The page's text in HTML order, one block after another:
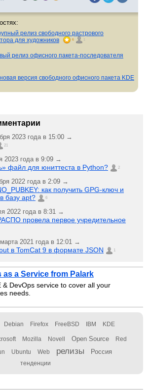
релиз свободного растрового
для художников
6 1
релиз офисного пакета-последователя
версия свободного офисного пакета KDE
2023 года в 15:00 →
21
2023 года в 9:09 →
файл для юниттеста в Python? 2
2022 года в 2:09 →
как получить GPG-ключ и
базу apt?
6
2022 года в 8:31 →
провела первое учредительное
2021 года в 12:01 →
в TomCat 9 в формате JSON 1
as a Service from Palark
& DevOps service to cover all your
needs.
Debian Firefox FreeBSD IBM KDE
Mozilla Novell Open Source Red
Ubuntu Web релизы Россия
тенденции